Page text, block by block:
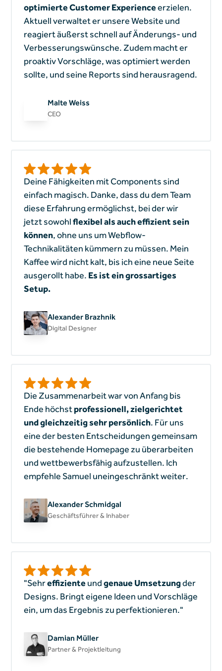
optimierte Customer Experienceerzielen.
Aktuell verwaltet er unsere Website und
reagiert äußerst schnell auf Änderungs- und
Verbesserungswünsche. Zudem macht er
proaktiv Vorschläge, was optimiert werden
sollte, und seine Reports sind herausragend.
Malte Weiss
CEO
Deine Fähigkeiten mit Components sind
einfach magisch. Danke, dass du dem Team
diese Erfahrung ermöglichst, bei der wir
jetzt sowohlflexibel als auch effizient sein
können, ohne uns um Webflow-
Technikalitäten kümmern zu müssen. Mein
Kaffee wird nicht kalt, bis ich eine neue Seite
ausgerollt habe. Es ist ein grossartiges
Setup.
Alexander Brazhnik
Digital Designer
Die Zusammenarbeit war von Anfang bis
Ende höchstprofessionell, zielgerichtet
und gleichzeitig sehr persönlich. Für uns
eine der besten Entscheidungen gemeinsam
die bestehende Homepage zu überarbeiten
und wettbewerbsfähig aufzustellen. Ich
empfehle Samuel uneingeschränkt weiter.
Alexander Schmidgal
Geschäftsführer & Inhaber
"Sehreffiziente undgenaue Umsetzungder
Designs. Bringt eigene Ideen und Vorschläge
ein, um das Ergebnis zu perfektionieren."
Damian Müller
Partner & Projektleitung